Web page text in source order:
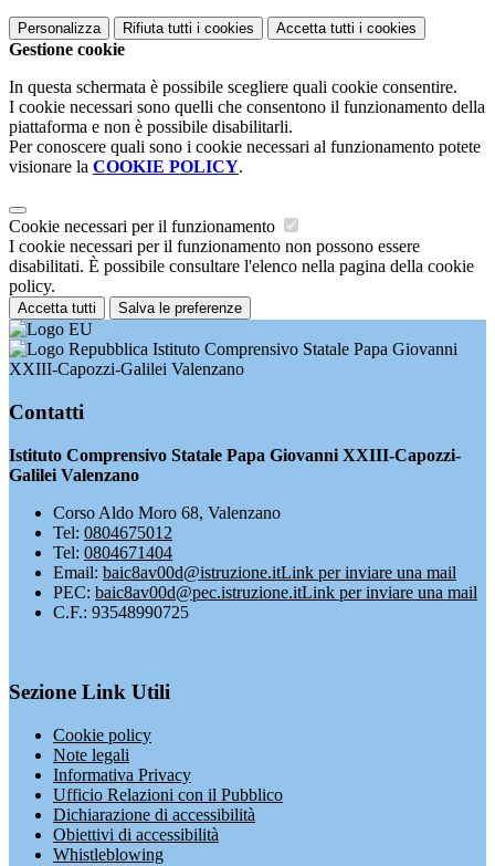
Personalizza Rifiuta tutti i cookies Accetta tutti i cookies
Gestione cookie
In questa schermata è possibile scegliere quali cookie consentire.
I cookie necessari sono quelli che consentono il funzionamento della
piattaforma e non è possibile disabilitarli.
Per conoscere quali sono i cookie necessari al funzionamento potete
visionare la COOKIE POLICY.
Cookie necessari per il funzionamento
I cookie necessari per il funzionamento non possono essere
disabilitati. È possibile consultare l'elenco nella pagina della cookie
policy.
Accetta tutti Salva le preferenze
Istituto Comprensivo Statale Papa Giovanni
XXIII-Capozzi-Galilei Valenzano
Contatti
Istituto Comprensivo Statale Papa Giovanni XXIII-Capozzi-
Galilei Valenzano
Corso Aldo Moro 68, Valenzano
Tel: 0804675012
Tel: 0804671404
Email: baic8av00d@istruzione.itLink per inviare una mail
PEC: baic8av00d@pec.istruzione.itLink per inviare una mail
C.F.: 93548990725
Sezione Link Utili
Cookie policy
Note legali
Informativa Privacy
Ufficio Relazioni con il Pubblico
Dichiarazione di accessibilità
Obiettivi di accessibilità
Whistleblowing